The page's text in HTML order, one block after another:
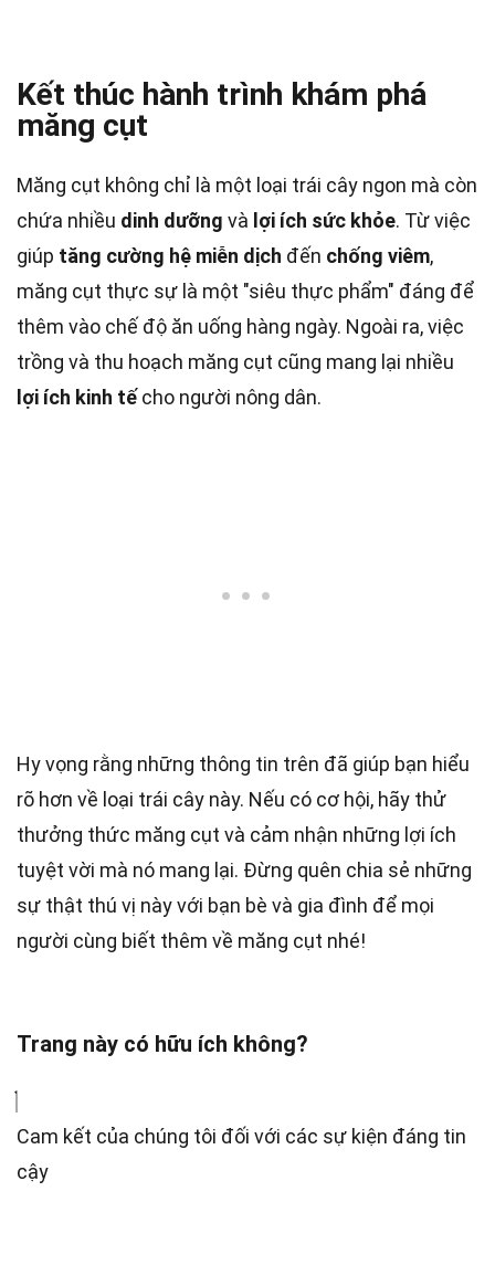
Kết thúc hành trình khám phá
măng cụt
Măng cụt không chỉ là một loại trái cây ngon mà còn
chứa nhiều dinh dưỡng và lợi ích sức khỏe. Từ việc
giúp tăng cường hệ miễn dịch đến chống viêm,
măng cụt thực sự là một "siêu thực phẩm" đáng để
thêm vào chế độ ăn uống hàng ngày. Ngoài ra, việc
trồng và thu hoạch măng cụt cũng mang lại nhiều
lợi ích kinh tế cho người nông dân.
Hy vọng rằng những thông tin trên đã giúp bạn hiểu
rõ hơn về loại trái cây này. Nếu có cơ hội, hãy thử
thưởng thức măng cụt và cảm nhận những lợi ích
tuyệt vời mà nó mang lại. Đừng quên chia sẻ những
sự thật thú vị này với bạn bè và gia đình để mọi
người cùng biết thêm về măng cụt nhé!
Trang này có hữu ích không?
Cam kết của chúng tôi đối với các sự kiện đáng tin
cậy